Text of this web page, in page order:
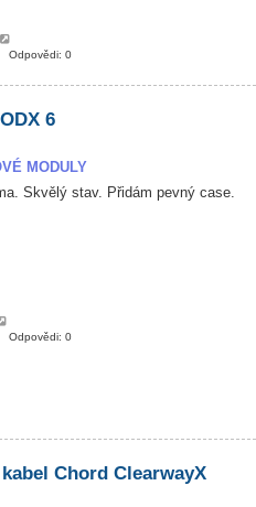
Odpovědi: 0
6
MODULY
Skvělý stav. Přidám pevný case.
Odpovědi: 0
Chord ClearwayX